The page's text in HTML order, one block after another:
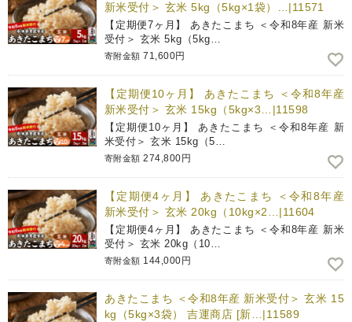
新米受付＞ 玄米 5kg（5kg×1袋）…|11571
【定期便7ヶ月】 あきたこまち ＜令和8年産 新米
受付＞ 玄米 5kg（5kg…
寄附金額 71,600円
【定期便10ヶ月】 あきたこまち ＜令和8年産
新米受付＞ 玄米 15kg（5kg×3…|11598
【定期便10ヶ月】 あきたこまち ＜令和8年産 新
米受付＞ 玄米 15kg（5…
寄附金額 274,800円
【定期便4ヶ月】 あきたこまち ＜令和8年産
新米受付＞ 玄米 20kg（10kg×2…|11604
【定期便4ヶ月】 あきたこまち ＜令和8年産 新米
受付＞ 玄米 20kg（10…
寄附金額 144,000円
あきたこまち ＜令和8年産 新米受付＞ 玄米 15
kg（5kg×3袋） 吉運商店 [新…|11589